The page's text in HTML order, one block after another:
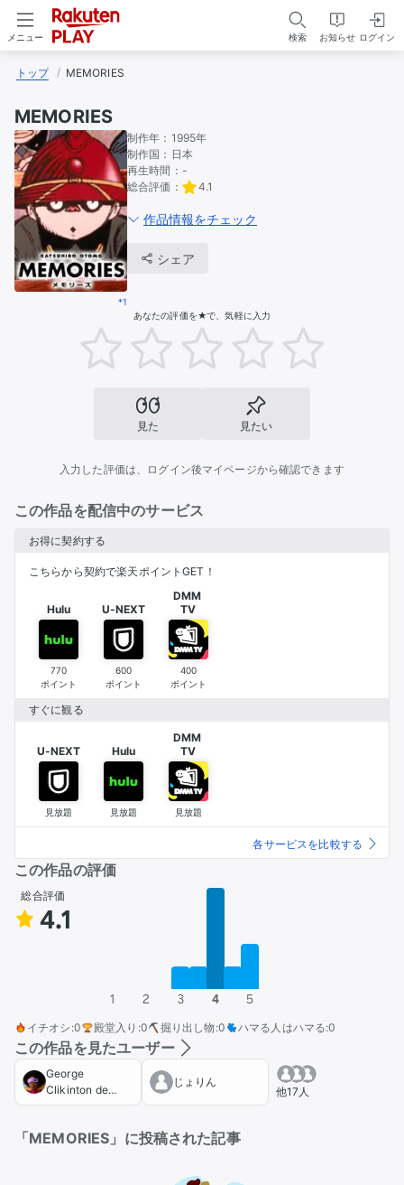
メニュー 検索 お知らせ ログイン
トップ MEMORIES
MEMORIES
*1
制作年： 1995年
制作国： 日本
再生時間： -
総合評価：
4.1
作品情報をチェック
シェア
あなたの評価を★で、気軽に入力
見た 見たい
入力した評価は、ログイン後マイページから確認できます
この作品を配信中のサービス
お得に契約する
こちらから契約で楽天ポイントGET！
Hulu
770
ポイント
U-NEXT
600
ポイント
DMM
TV
400
ポイント
すぐに観る
U-NEXT
見放題
Hulu
見放題
DMM
TV
見放題
各サービスを比較する
この作品の評価
総合評価
4.1
1 2 3 4 5
イチオシ :0 殿堂入り :0 掘り出し物 :0 ハマる人はハマる:0
この作品を見たユーザー
George
Clikinton de
Japon
じょりん
他17人
「MEMORIES」に投稿された記事